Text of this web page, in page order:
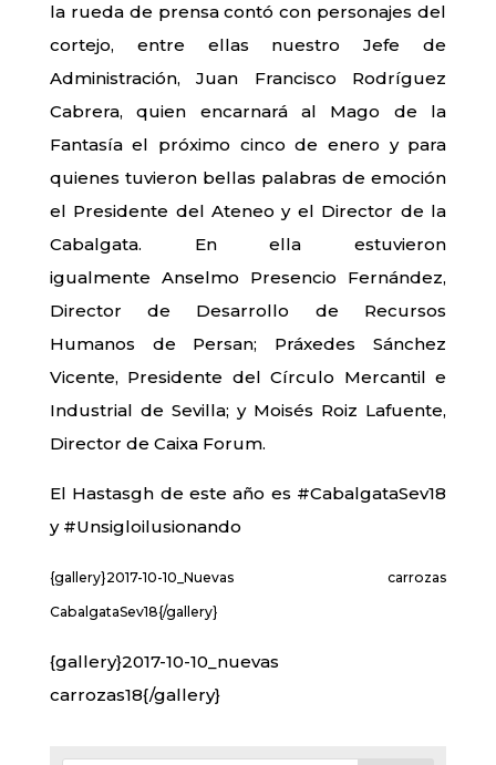
la rueda de prensa contó con personajes del
cortejo, entre ellas nuestro Jefe de
Administración, Juan Francisco Rodríguez
Cabrera, quien encarnará al Mago de la
Fantasía el próximo cinco de enero y para
quienes tuvieron bellas palabras de emoción
el Presidente del Ateneo y el Director de la
Cabalgata. En ella estuvieron
igualmente Anselmo Presencio Fernández,
Director de Desarrollo de Recursos
Humanos de Persan; Práxedes Sánchez
Vicente, Presidente del Círculo Mercantil e
Industrial de Sevilla; y Moisés Roiz Lafuente,
Director de Caixa Forum.
El Hastasgh de este año es #CabalgataSev18
y #Unsigloilusionando
{gallery}2017-10-10_Nuevas carrozas
CabalgataSev18{/gallery}
{gallery}2017-10-10_nuevas
carrozas18{/gallery}